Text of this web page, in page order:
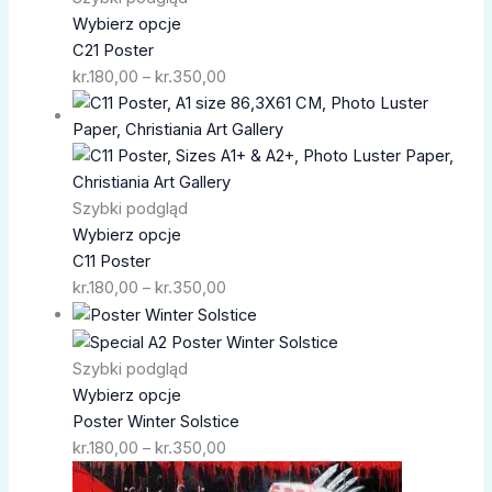
Wybierz opcje
C21 Poster
kr.180,00 – kr.350,00
Szybki podgląd
Wybierz opcje
C11 Poster
kr.180,00 – kr.350,00
Zakres
cen:
od
kr.180,00
Szybki podgląd
Wybierz opcje
Poster Winter Solstice
kr.180,00 – kr.350,00
Zakres
cen:
do
Zakres